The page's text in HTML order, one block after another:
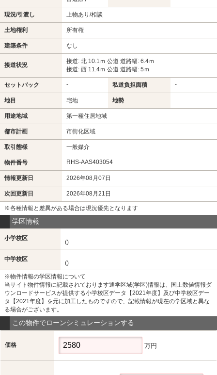
現況/引渡し 上物あり/相談
土地権利 所有権
建築条件 なし
接道状況
接道: 北 10.1ｍ 公道 道路幅: 6.4ｍ
接道: 西 11.4ｍ 公道 道路幅: 5ｍ
セットバック - 私道負担面積 -
地目 宅地 地勢
用途地域 第一種住居地域
都市計画 市街化区域
取引態様 一般媒介
物件番号 RHS-AAS403054
情報更新日 2026年08月07日
次回更新日 2026年08月21日
※各種情報と差異がある場合は現況優先となります
学区情報
小学校区
()
中学校区
()
※物件情報の学区情報について
当サイト物件情報に記載されております通学区域(学区)情報は、国土数値情報ダ
ウンロードサービスが提供する小学校区データ【2021年度】及び中学校区デー
タ【2021年度】を元に加工したものですので、記載情報が現在の学区域と異な
る場合がございます。
この物件でローンシミュレーションする
価格 万円